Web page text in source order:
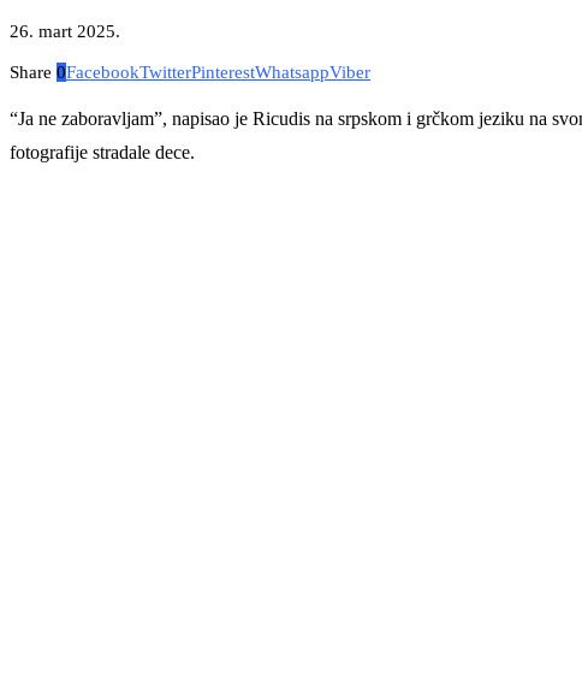
26. mart 2025.
Share 0FacebookTwitterPinterestWhatsappViber
“Ja ne zaboravljam”, napisao je Ricudis na srpskom i grčkom jeziku na
fotografije stradale dece.